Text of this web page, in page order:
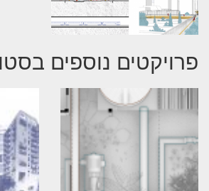
פרויקטים נוספים